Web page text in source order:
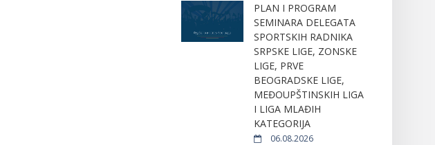
PLAN I PROGRAM
SEMINARA DELEGATA
SPORTSKIH RADNIKA
SRPSKE LIGE, ZONSKE
LIGE, PRVE
BEOGRADSKE LIGE,
MEĐOUPŠTINSKIH LIGA
I LIGA MLAĐIH
KATEGORIJA
06.08.2026